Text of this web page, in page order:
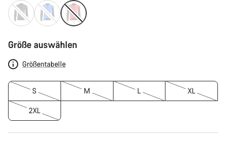
Größe auswählen
Größentabelle
S M L XL
2XL